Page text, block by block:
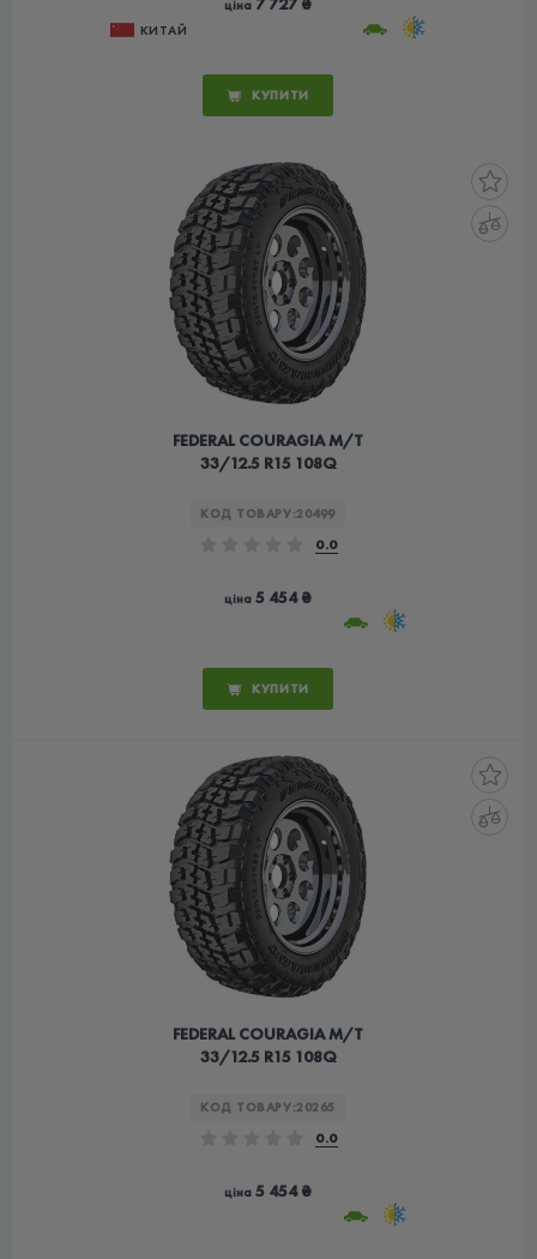
ціна
КИТАЙ
КУПИТИ
FEDERAL COURAGIA M/T
33/12.5 R15 108Q
КОД ТОВАРУ:20499
0.0
ціна 5 454 ₴
КУПИТИ
FEDERAL COURAGIA M/T
33/12.5 R15 108Q
КОД ТОВАРУ:20265
0.0
ціна 5 454 ₴